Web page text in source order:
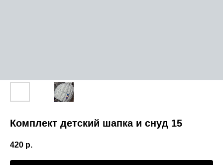
Комплект детский шапка и снуд 15
420 р.